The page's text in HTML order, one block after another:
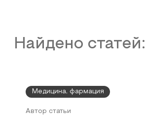
Найдено статей:
Медицина, фармация
Автор статьи